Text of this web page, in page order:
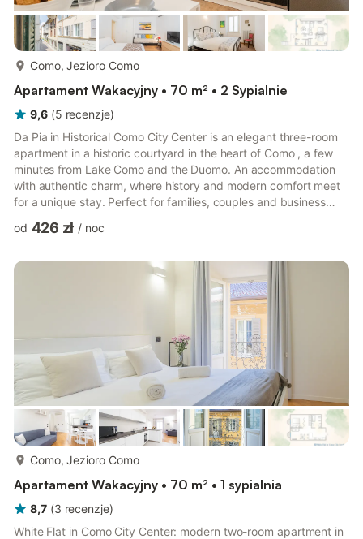
Como, Jezioro Como
Apartament Wakacyjny • 70 m² • 2 Sypialnie
9,6 (5 recenzje)
Da Pia in Historical Como City Center is an elegant three-room
apartment in a historic courtyard in the heart of Como , a few
minutes from Lake Como and the Duomo. An accommodation
with authentic charm, where history and modern comfort meet
for a unique stay. Perfect for families, couples and business
discovering its historic center. The apartment has two
bedroom with double bed + single bed, ideal for groups or
families. The kitchen is fully equipped, while air conditio...
od 426 zł / noc
Como, Jezioro Como
Apartament Wakacyjny • 70 m² • 1 sypialnia
8,7 (3 recenzje)
White Flat in Como City Center: modern two-room apartment in